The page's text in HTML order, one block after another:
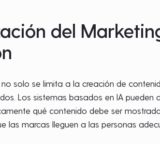
del
solo se limita a la creación de
Los sistemas basados en IA
qué contenido debe ser
las marcas lleguen a las personas